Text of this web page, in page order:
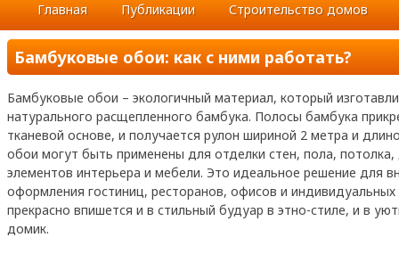
Главная Публикации Строительство домов
Бамбуковые обои: как с ними работать?
Бамбуковые обои – экологичный материал, который
натурального расщепленного бамбука. Полосы бамбука
тканевой основе, и получается рулон шириной 2 метра и
обои могут быть применены для отделки стен, пола, потолка,
элементов интерьера и мебели. Это идеальное решение для
оформления гостиниц, ресторанов, офисов и
прекрасно впишется и в стильный будуар в этно-стиле, и в
домик.